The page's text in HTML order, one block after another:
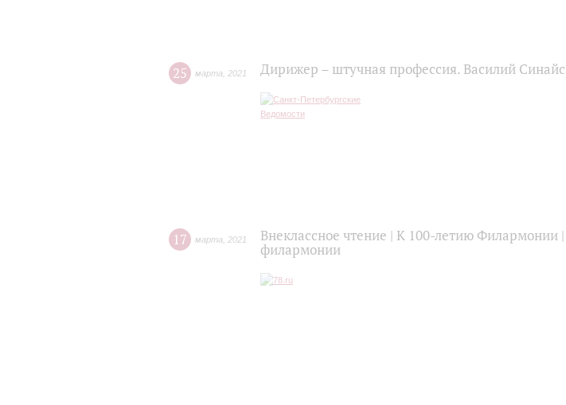
25 марта 2021 Дирижер – штучная профессия. Василий
17 марта 2021
Внеклассное чтение | К 100-летию Филармонии
филармонии